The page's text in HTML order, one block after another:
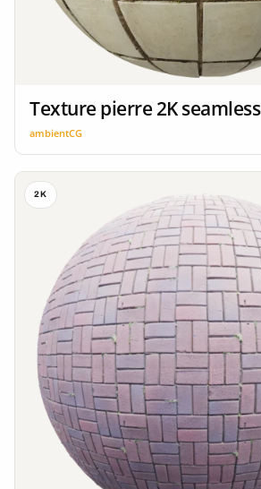
Texture pierre 2K seamless
ambientCG
2K